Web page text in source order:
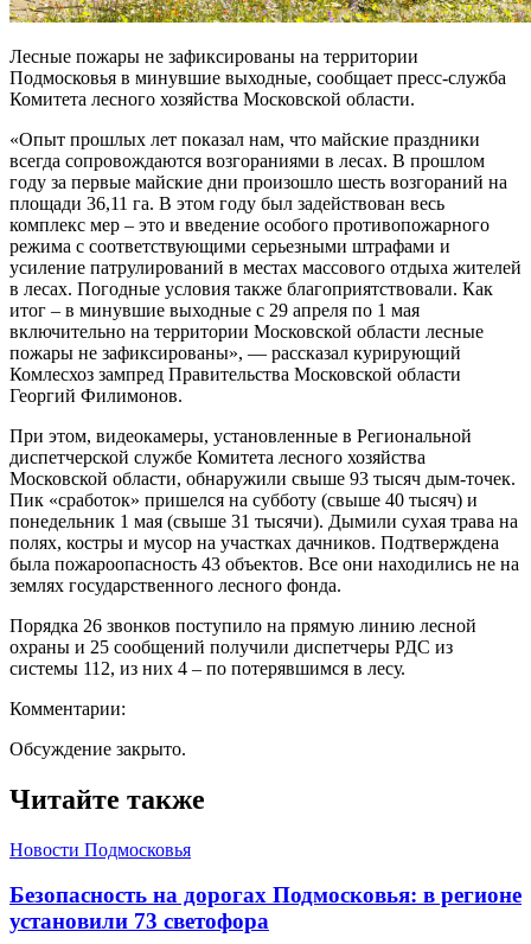
Лесные пожары не зафиксированы на территории
Подмосковья в минувшие выходные, сообщает пресс-служба
Комитета лесного хозяйства Московской области.
«Опыт прошлых лет показал нам, что майские праздники
всегда сопровождаются возгораниями в лесах. В прошлом
году за первые майские дни произошло шесть возгораний на
площади 36,11 га. В этом году был задействован весь
комплекс мер – это и введение особого противопожарного
режима с соответствующими серьезными штрафами и
усиление патрулирований в местах массового отдыха жителей
в лесах. Погодные условия также благоприятствовали. Как
итог – в минувшие выходные с 29 апреля по 1 мая
включительно на территории Московской области лесные
пожары не зафиксированы», — рассказал курирующий
Комлесхоз зампред Правительства Московской области
Георгий Филимонов.
При этом, видеокамеры, установленные в Региональной
диспетчерской службе Комитета лесного хозяйства
Московской области, обнаружили свыше 93 тысяч дым-точек.
Пик «сработок» пришелся на субботу (свыше 40 тысяч) и
понедельник 1 мая (свыше 31 тысячи). Дымили сухая трава на
полях, костры и мусор на участках дачников. Подтверждена
была пожароопасность 43 объектов. Все они находились не на
землях государственного лесного фонда.
Порядка 26 звонков поступило на прямую линию лесной
охраны и 25 сообщений получили диспетчеры РДС из
системы 112, из них 4 – по потерявшимся в лесу.
Комментарии:
Обсуждение закрыто.
Читайте также
Новости Подмосковья
Безопасность на дорогах Подмосковья: в регионе
установили 73 светофора